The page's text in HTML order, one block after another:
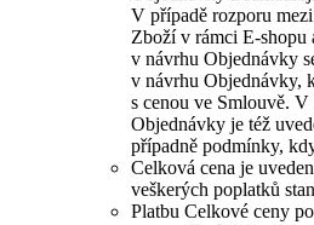
V případě rozporu
Zboží v rámci E-shopu
v návrhu Objednávky
v návrhu Objednávky,
s cenou ve Smlouvě. V
Objednávky je též
případně podmínky,
Celková cena je
veškerých poplatků
Platbu Celkové ceny